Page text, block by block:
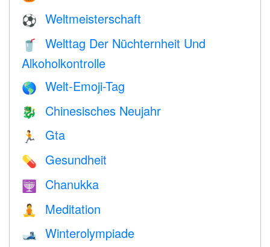
⚽ Weltmeisterschaft
🥤
Welttag Der Nüchternheit Und
Alkoholkontrolle
🌎 Welt-Emoji-Tag
🐉 Chinesisches Neujahr
🏃 Gta
💊 Gesundheit
🕎 Chanukka
🧘 Meditation
🎿 Winterolympiade